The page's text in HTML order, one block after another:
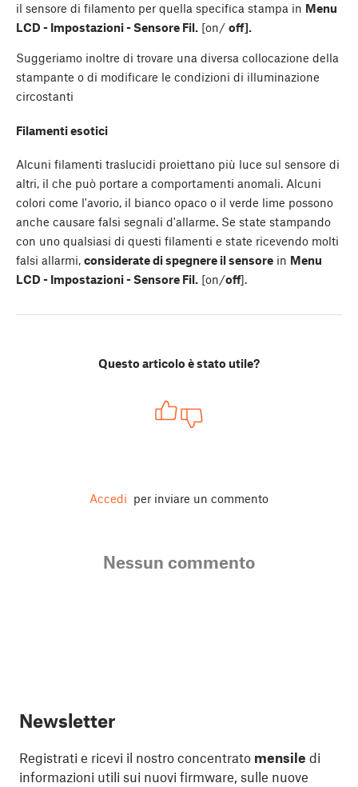
il sensore di filamento per quella specifica stampa in Menu
LCD - Impostazioni - Sensore Fil. [on/ off].
Suggeriamo inoltre di trovare una diversa collocazione della
stampante o di modificare le condizioni di illuminazione
circostanti
Filamenti esotici
Alcuni filamenti traslucidi proiettano più luce sul sensore di
altri, il che può portare a comportamenti anomali. Alcuni
colori come l'avorio, il bianco opaco o il verde lime possono
anche causare falsi segnali d'allarme. Se state stampando
con uno qualsiasi di questi filamenti e state ricevendo molti
falsi allarmi, considerate di spegnere il sensore in Menu
LCD - Impostazioni - Sensore Fil. [on/off].
Questo articolo è stato utile?
Accedi per inviare un commento
Nessun commento
Newsletter
Registrati e ricevi il nostro concentrato mensile di
informazioni utili sui nuovi firmware, sulle nuove